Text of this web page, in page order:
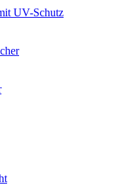
UV-Schutz